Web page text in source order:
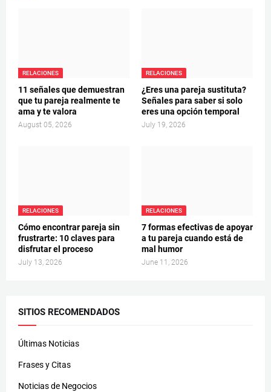
RELACIONES
11 señales que demuestran
que tu pareja realmente te
ama y te valora
August 05, 2026
RELACIONES
¿Eres una pareja sustituta?
Señales para saber si solo
eres una opción temporal
July 19, 2026
RELACIONES
Cómo encontrar pareja sin
frustrarte: 10 claves para
disfrutar el proceso
July 13, 2026
RELACIONES
7 formas efectivas de apoyar
a tu pareja cuando está de
mal humor
June 11, 2026
SITIOS RECOMENDADOS
Últimas Noticias
Frases y Citas
Noticias de Negocios